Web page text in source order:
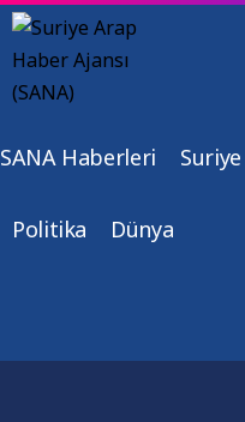
SANA Haberleri Suriye
Politika Dünya